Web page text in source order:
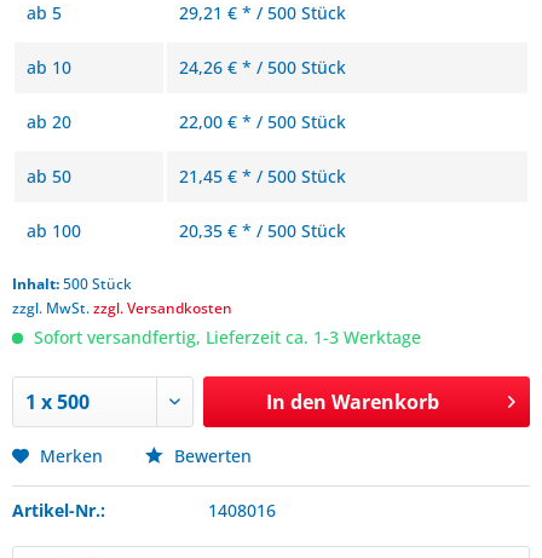
ab 5 29,21 € * / 500 Stück
ab 10 24,26 € * / 500 Stück
ab 20 22,00 € * / 500 Stück
ab 50 21,45 € * / 500 Stück
ab 100 20,35 € * / 500 Stück
Inhalt:500 Stück
zzgl. MwSt.zzgl. Versandkosten
Sofort versandfertig, Lieferzeit ca. 1-3 Werktage
In den Warenkorb
Merken Bewerten
Artikel-Nr.: 1408016